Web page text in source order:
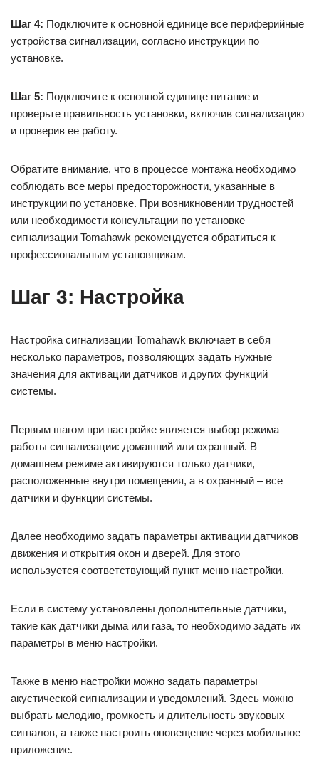
Шаг 4: Подключите к основной единице все периферийные
устройства сигнализации, согласно инструкции по
установке.
Шаг 5: Подключите к основной единице питание и
проверьте правильность установки, включив сигнализацию
и проверив ее работу.
Обратите внимание, что в процессе монтажа необходимо
соблюдать все меры предосторожности, указанные в
инструкции по установке. При возникновении трудностей
или необходимости консультации по установке
сигнализации Tomahawk рекомендуется обратиться к
профессиональным установщикам.
Шаг 3: Настройка
Настройка сигнализации Tomahawk включает в себя
несколько параметров, позволяющих задать нужные
значения для активации датчиков и других функций
системы.
Первым шагом при настройке является выбор режима
работы сигнализации: домашний или охранный. В
домашнем режиме активируются только датчики,
расположенные внутри помещения, а в охранный – все
датчики и функции системы.
Далее необходимо задать параметры активации датчиков
движения и открытия окон и дверей. Для этого
используется соответствующий пункт меню настройки.
Если в систему установлены дополнительные датчики,
такие как датчики дыма или газа, то необходимо задать их
параметры в меню настройки.
Также в меню настройки можно задать параметры
акустической сигнализации и уведомлений. Здесь можно
выбрать мелодию, громкость и длительность звуковых
сигналов, а также настроить оповещение через мобильное
приложение.